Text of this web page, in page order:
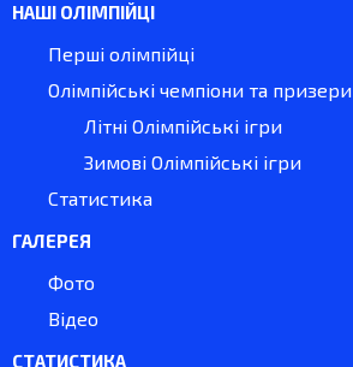
НАШІ ОЛІМПІЙЦІ
Перші олімпійці
Олімпійські чемпіони та призери
Літні Олімпійські ігри
Зимові Олімпійські ігри
Статистика
ГАЛЕРЕЯ
Фото
Відео
СТАТИСТИКА